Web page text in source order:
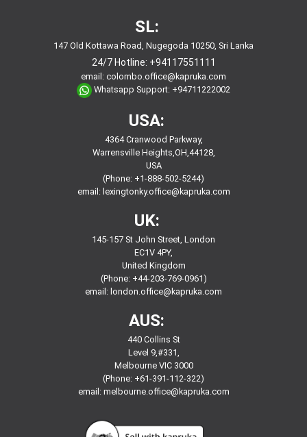
SL:
147 Old Kottawa Road, Nugegoda 10250, Sri Lanka
24/7 Hotline: +94117551111
email: colombo.office@kapruka.com
Whatsapp Support: +94711222002
USA:
4364 Cranwood Parkway,
Warrensville Heights,OH,44128,
USA
(Phone: +1-888-502-5244)
email: lexingtonky.office@kapruka.com
UK:
145-157 St John Street, London
EC1V 4PY,
United Kingdom
(Phone: +44-203-769-0961)
email: london.office@kapruka.com
AUS:
440 Collins St
Level 9,#331,
Melbourne VIC 3000
(Phone: +61-391-112-322)
email: melbourne.office@kapruka.com